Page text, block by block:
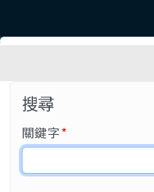
主內容區域
搜尋
關鍵字*
頁尾區域